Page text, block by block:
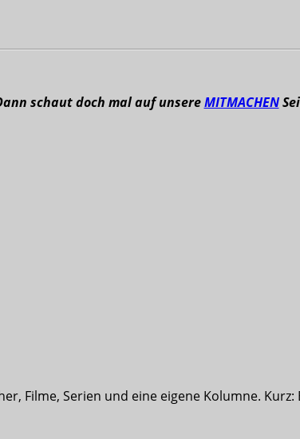
schaut doch mal auf unsereMITMACHEN
Filme, Serien und eine eigene Kolumne.